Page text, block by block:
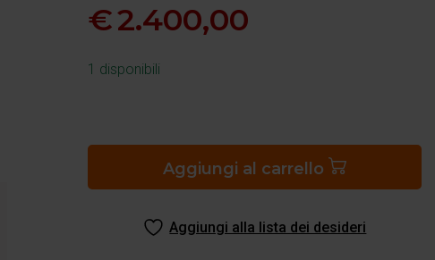
€2.400,00
1 disponibili
quantità
Aggiungi al carrello
Aggiungi alla lista dei desideri